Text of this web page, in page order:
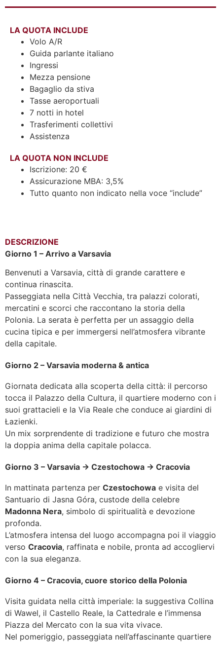
LA QUOTA INCLUDE
Volo A/R
Guida parlante italiano
Ingressi
Mezza pensione
Bagaglio da stiva
Tasse aeroportuali
7 notti in hotel
Trasferimenti collettivi
Assistenza
LA QUOTA NON INCLUDE
Iscrizione: 20 €
Assicurazione MBA: 3,5%
Tutto quanto non indicato nella voce “include”
DESCRIZIONE
Giorno 1 – Arrivo a Varsavia
Benvenuti a Varsavia, città di grande carattere e
continua rinascita.
Passeggiata nella Città Vecchia, tra palazzi colorati,
mercatini e scorci che raccontano la storia della
Polonia. La serata è perfetta per un assaggio della
cucina tipica e per immergersi nell’atmosfera vibrante
della capitale.
Giorno 2 – Varsavia moderna & antica
Giornata dedicata alla scoperta della città: il percorso
tocca il Palazzo della Cultura, il quartiere moderno con i
suoi grattacieli e la Via Reale che conduce ai giardini di
Łazienki.
Un mix sorprendente di tradizione e futuro che mostra
la doppia anima della capitale polacca.
Giorno 3 – Varsavia → Czestochowa → Cracovia
In mattinata partenza per Czestochowa e visita del
Santuario di Jasna Góra, custode della celebre
Madonna Nera, simbolo di spiritualità e devozione
profonda.
L’atmosfera intensa del luogo accompagna poi il viaggio
verso Cracovia, raffinata e nobile, pronta ad accogliervi
con la sua eleganza.
Giorno 4 – Cracovia, cuore storico della Polonia
Visita guidata nella città imperiale: la suggestiva Collina
di Wawel, il Castello Reale, la Cattedrale e l’immensa
Piazza del Mercato con la sua vita vivace.
Nel pomeriggio, passeggiata nell’affascinante quartiere